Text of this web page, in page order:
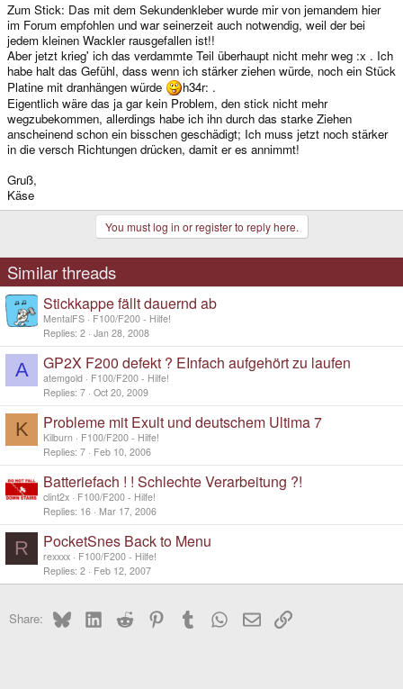
Zum Stick: Das mit dem Sekundenkleber wurde mir von jemandem hier
im Forum empfohlen und war seinerzeit auch notwendig, weil der bei
jedem kleinen Wackler rausgefallen ist!!
Aber jetzt krieg' ich das verdammte Teil überhaupt nicht mehr weg :x . Ich
habe halt das Gefühl, dass wenn ich stärker ziehen würde, noch ein Stück
Platine mit dranhängen würde
h34r: .
Eigentlich wäre das ja gar kein Problem, den stick nicht mehr
wegzubekommen, allerdings habe ich ihn durch das starke Ziehen
anscheinend schon ein bisschen geschädigt; Ich muss jetzt noch stärker
in die versch Richtungen drücken, damit er es annimmt!
Gruß,
Käse
You must log in or register to reply here.
Similar threads
Stickkappe fällt dauernd ab
MentalFS
F100/F200 - Hilfe!
Replies 2 Jan 28, 2008
A GP2X F200 defekt ? EInfach aufgehört zu laufen
atemgold
F100/F200 - Hilfe!
Replies 7 Oct 20, 2009
K Probleme mit Exult und deutschem Ultima 7
Kilburn
F100/F200 - Hilfe!
Replies 7 Feb 10, 2006
Batteriefach ! ! Schlechte Verarbeitung ?!
clint2x
F100/F200 - Hilfe!
Replies 16 Mar 17, 2006
R PocketSnes Back to Menu
rexxxx
F100/F200 - Hilfe!
Replies 2 Feb 12, 2007
Share: BlueskyLinkedInReddit PinterestTumblr WhatsApp
EmailLink